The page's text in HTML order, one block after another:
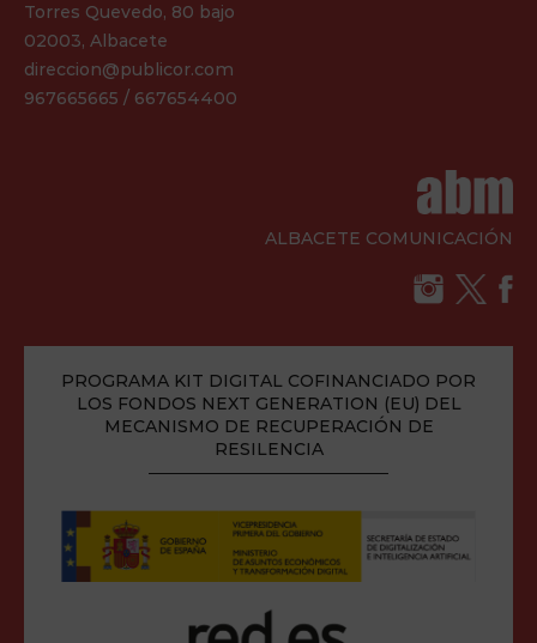
Torres Quevedo, 80 bajo
02003, Albacete
direccion@publicor.com
967665665 / 667654400
ALBACETE COMUNICACIÓN
PROGRAMA KIT DIGITAL COFINANCIADO POR
LOS FONDOS NEXT GENERATION (EU) DEL
MECANISMO DE RECUPERACIÓN DE
RESILENCIA